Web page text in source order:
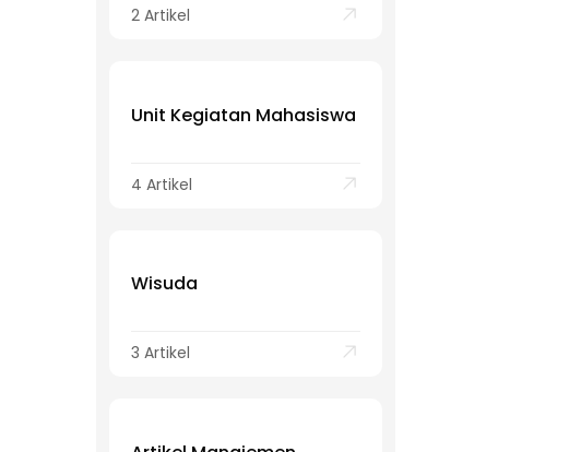
2 Artikel
Unit Kegiatan Mahasiswa
4 Artikel
Wisuda
3 Artikel